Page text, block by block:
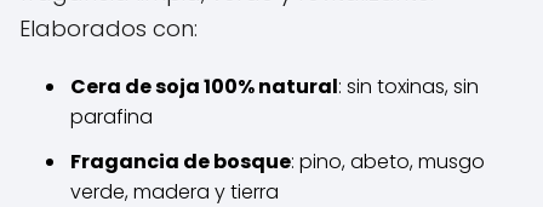
Elaborados con:
Cera de soja 100% natural: sin toxinas, sin
parafina
Fragancia de bosque: pino, abeto, musgo
verde, madera y tierra